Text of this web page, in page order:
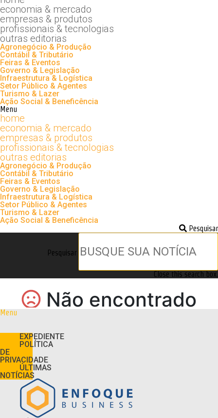
economia & mercado
empresas & produtos
profissionais & tecnologias
outras editorias
Agronegócio & Produção
Contábil & Tributário
Feiras & Eventos
Governo & Legislação
Infraestrutura & Logística
Setor Público & Agentes
Turismo & Lazer
Ação Social & Beneficência
Menu
home
economia & mercado
empresas & produtos
profissionais & tecnologias
outras editorias
Agronegócio & Produção
Contábil & Tributário
Feiras & Eventos
Governo & Legislação
Infraestrutura & Logística
Setor Público & Agentes
Turismo & Lazer
Ação Social & Beneficência
Pesquisar
Pesquisar
Close this search box.
Menu
EXPEDIENTE
POLÍTICA
DE
PRIVACIDADE
ÚLTIMAS
NOTÍCIAS